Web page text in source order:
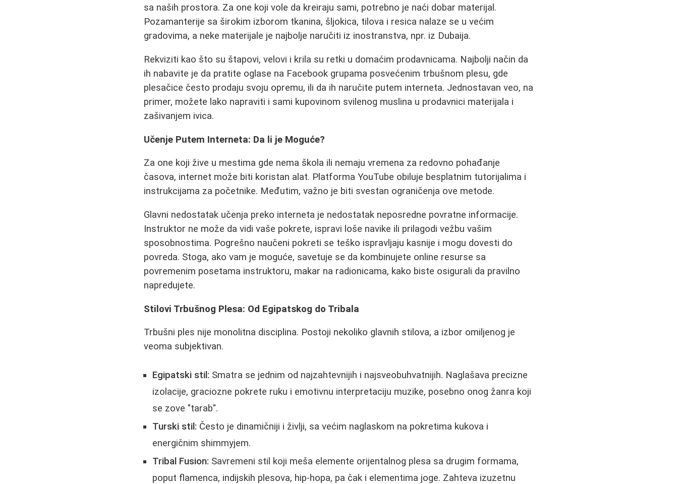
sa naših prostora. Za one koji vole da kreiraju sami, potrebno je naći dobar materijal.
Pozamanterije sa širokim izborom tkanina, šljokica, tilova i resica nalaze se u većim
gradovima, a neke materijale je najbolje naručiti iz inostranstva, npr. iz Dubaija.
Rekviziti kao što su štapovi, velovi i krila su retki u domaćim prodavnicama. Najbolji način da
ih nabavite je da pratite oglase na Facebook grupama posvećenim trbušnom plesu, gde
plesačice često prodaju svoju opremu, ili da ih naručite putem interneta. Jednostavan veo, na
primer, možete lako napraviti i sami kupovinom svilenog muslina u prodavnici materijala i
zašivanjem ivica.
Učenje Putem Interneta: Da li je Moguće?
Za one koji žive u mestima gde nema škola ili nemaju vremena za redovno pohađanje
časova, internet može biti koristan alat. Platforma YouTube obiluje besplatnim tutorijalima i
instrukcijama za početnike. Međutim, važno je biti svestan ograničenja ove metode.
Glavni nedostatak učenja preko interneta je nedostatak neposredne povratne informacije.
Instruktor ne može da vidi vaše pokrete, ispravi loše navike ili prilagodi vežbu vašim
sposobnostima. Pogrešno naučeni pokreti se teško ispravljaju kasnije i mogu dovesti do
povreda. Stoga, ako vam je moguće, savetuje se da kombinujete online resurse sa
povremenim posetama instruktoru, makar na radionicama, kako biste osigurali da pravilno
napredujete.
Stilovi Trbušnog Plesa: Od Egipatskog do Tribala
Trbušni ples nije monolitna disciplina. Postoji nekoliko glavnih stilova, a izbor omiljenog je
veoma subjektivan.
Egipatski stil: Smatra se jednim od najzahtevnijih i najsveobuhvatnijih. Naglašava precizne
izolacije, graciozne pokrete ruku i emotivnu interpretaciju muzike, posebno onog žanra koji
se zove "tarab".
Turski stil: Često je dinamičniji i življi, sa većim naglaskom na pokretima kukova i
energičnim shimmyjem.
Tribal Fusion: Savremeni stil koji meša elemente orijentalnog plesa sa drugim formama,
poput flamenca, indijskih plesova, hip-hopa, pa čak i elementima joge. Zahteva izuzetnu